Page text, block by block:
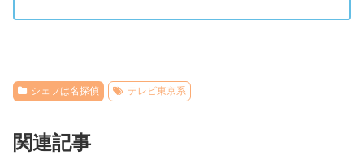
シェフは名探偵 テレビ東京系
関連記事